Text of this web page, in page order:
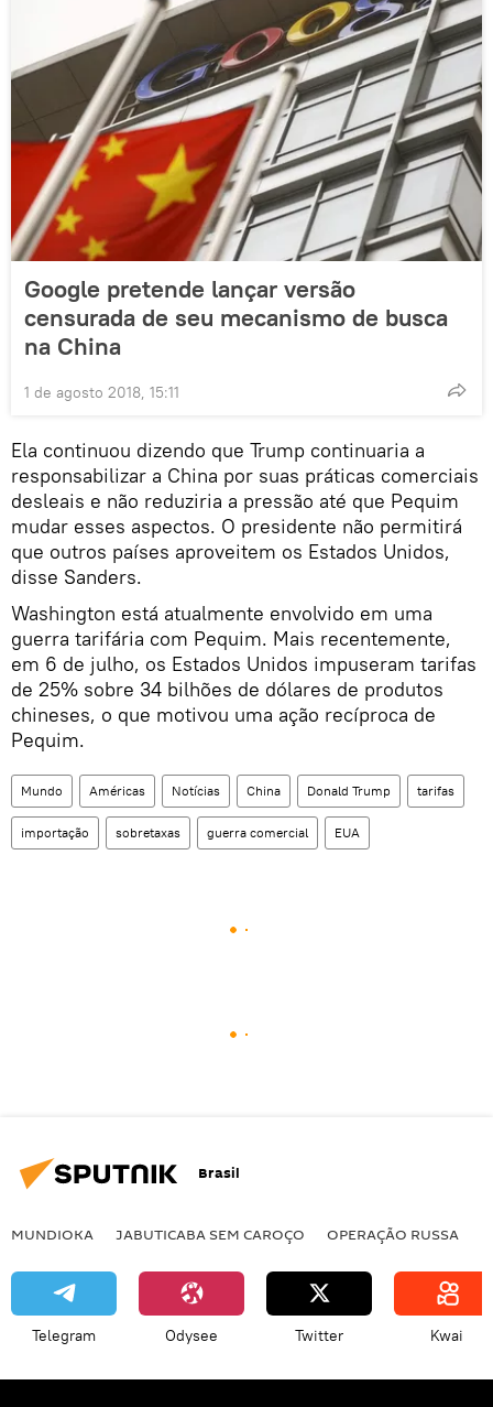
Google pretende lançar versão
censurada de seu mecanismo de busca
na China
1 de agosto 2018, 15:11
Ela continuou dizendo que Trump continuaria a
responsabilizar a China por suas práticas comerciais
desleais e não reduziria a pressão até que Pequim
mudar esses aspectos. O presidente não permitirá
que outros países aproveitem os Estados Unidos,
disse Sanders.
Washington está atualmente envolvido em uma
guerra tarifária com Pequim. Mais recentemente,
em 6 de julho, os Estados Unidos impuseram tarifas
de 25% sobre 34 bilhões de dólares de produtos
chineses, o que motivou uma ação recíproca de
Pequim.
Mundo Américas Notícias China Donald Trump tarifas
importação sobretaxas guerra comercial EUA
Brasil
MUNDIOKA JABUTICABA SEM CAROÇO OPERAÇÃO RUSSA
Telegram Odysee Twitter Kwai